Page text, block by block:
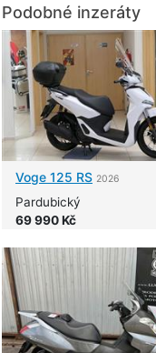
Podobné inzeráty
Voge 125 RS 2026
Pardubický
69 990 Kč